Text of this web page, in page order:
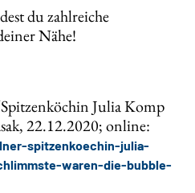
du zahlreiche
Nähe!
Julia Komp
22.12.2020; online:
spitzenkoechin-julia-
waren-die-bubble-